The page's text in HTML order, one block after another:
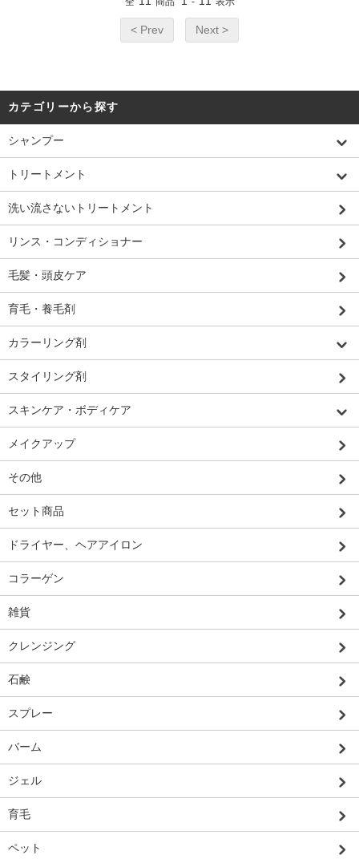
< Prev Next >
カテゴリーから探す
シャンプー
トリートメント
洗い流さないトリートメント
リンス・コンディショナー
毛髪・頭皮ケア
育毛・養毛剤
カラーリング剤
スタイリング剤
スキンケア・ボディケア
メイクアップ
その他
セット商品
ドライヤー、ヘアアイロン
コラーゲン
雑貨
クレンジング
石鹸
スプレー
バーム
ジェル
育毛
ペット